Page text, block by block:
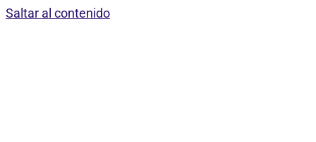
Saltar al contenido